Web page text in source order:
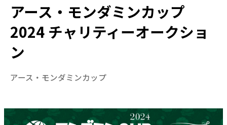
アース・モンダミンカップ
2024 チャリティーオークショ
ン
アース・モンダミンカップ